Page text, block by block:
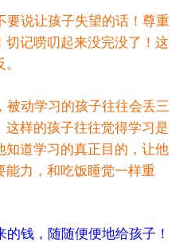
要说让孩子失望的话！尊重
切记唠叨起来没完没了！这
被动学习的孩子往往会丢三
样的孩子往往觉得学习是
知道学习的真正目的，让他
能力，和吃饭睡觉一样重
钱，随随便便地给孩子！